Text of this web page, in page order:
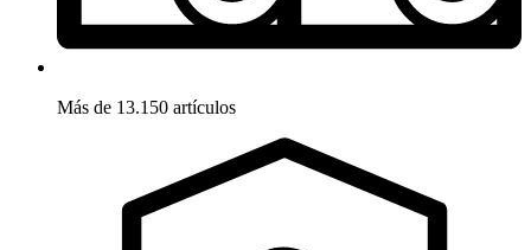
Más de 13.150 artículos